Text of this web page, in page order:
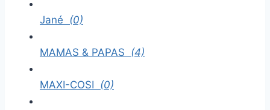
Jané (0)
MAMAS & PAPAS (4)
MAXI-COSI (0)